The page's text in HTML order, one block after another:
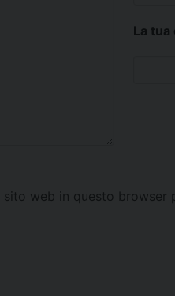
La tua
sito web in questo